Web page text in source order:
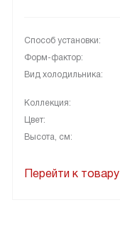
Способ установки:
Форм-фактор:
Вид холодильника:
Коллекция:
Цвет:
Высота, см:
Перейти к товару